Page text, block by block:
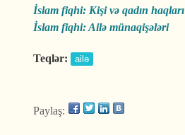
İslam fiqhi: Kişi və qadın haqları
İslam fiqhi: Ailə münaqişələri
Teqlər: ailə
Paylaş: